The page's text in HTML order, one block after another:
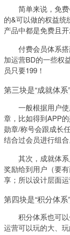
简单来说，免
的&可以做的权益统
产品中都是免费且开
付费会员体系
加运营BD的一些权
员只要199！
第三块是“成就体系”
一般根据用户
章，比如得到APP
勋章/称号会跟成长
结合过会员进行组合
其次，成就体
奖励给到用户（要
享；所以设计层面运
第四块是“积分体系”
积分体系也可
运营可以玩的大、